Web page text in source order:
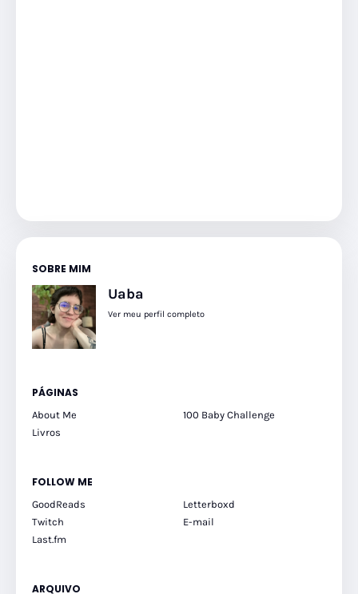
SOBRE MIM
Uaba
Ver meu perfil completo
PÁGINAS
About Me
100 Baby Challenge
Livros
FOLLOW ME
GoodReads
Letterboxd
Twitch
E-mail
Last.fm
ARQUIVO